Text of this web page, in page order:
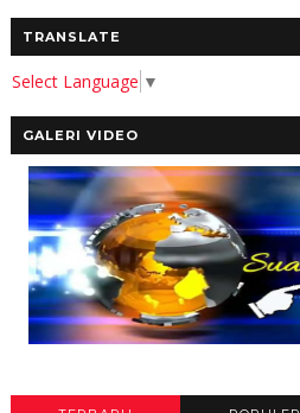
TRANSLATE
Select Language ▼
GALERI VIDEO